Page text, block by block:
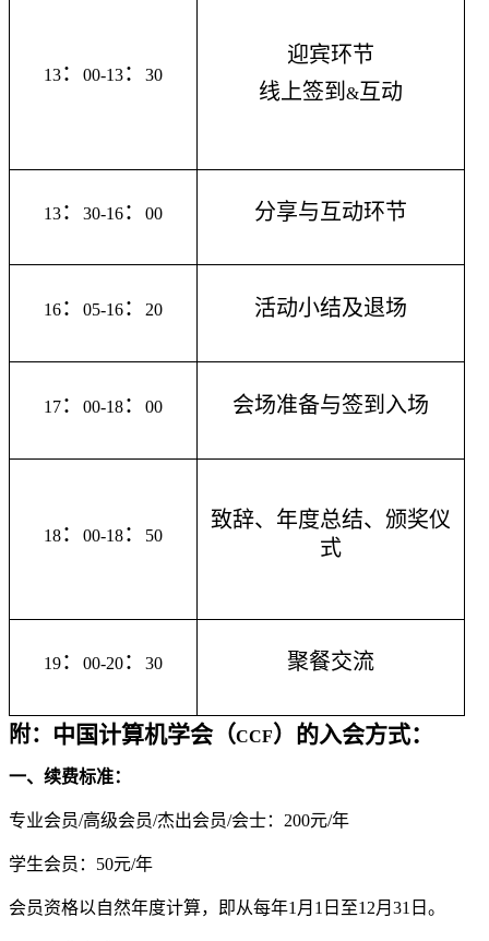
13： 00-13： 30
迎宾环节
线上签到 & 互动
13： 30-16： 00 分享与互动环节
16： 05-16： 20 活动小结及退场
17： 00-18： 00 会场准备与签到入场
18： 00-18： 50
致辞、年度总结、颁奖仪
式
19： 00-20： 30 聚餐交流
附： 中国计算机学会（CCF）的入会方式：
一、续费标准：
专业会员/高级会员/杰出会员/会士： 200元/年
学生会员： 50元/年
会员资格以自然年度计算，即从每年1 月 1 日至12月 31 日。